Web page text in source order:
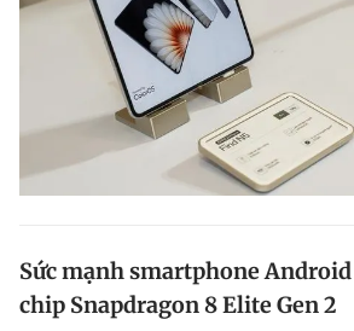
Sức mạnh smartphone
chip Snapdragon 8 Elite Gen 2